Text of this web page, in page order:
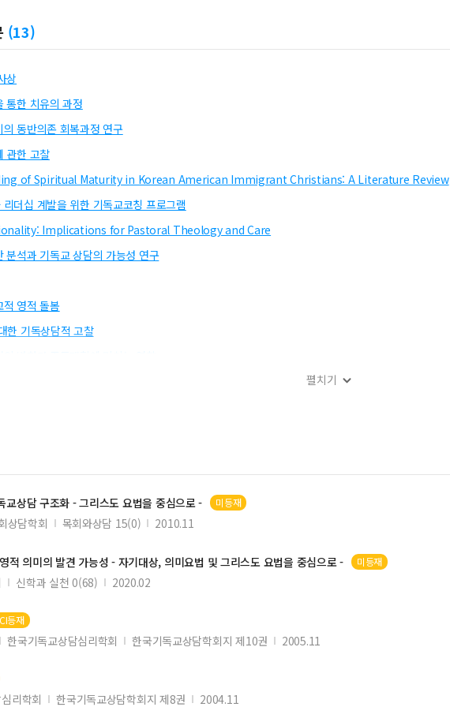
(13)
상
통한 치유의 과정
동반의존 회복과정 연구
관한 고찰
of Spiritual Maturity in Korean American Immigrant Christians: A Literature Review
더십 계발을 위한 기독교코칭 프로그램
Implications for Pastoral Theology and Care
분석과 기독교 상담의 가능성 연구
영적 돌봄
한 기독상담적 고찰
펼치기
교상담 구조화 -그리스도 요법을 중심으로 - 미등재
상담학회 목회와상담 15(0) 2010.11
적 의미의 발견 가능성 - 자기대상, 의미요법 및 그리스도 요법을 중심으로 - 미등재
신학과 실천 0(68) 2020.02
등재
한국기독교상담심리학회 한국기독교상담학회지 제10권 2005.11
리학회 한국기독교상담학회지 제8권 2004.11